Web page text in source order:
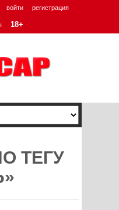
войти регистрация
18+
ТЕГУ